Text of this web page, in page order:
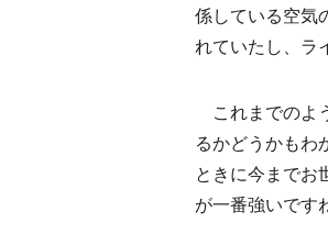
係している空気
れていたし、ラ
これまでのよ
るかどうかもわ
ときに今までお
が一番強いです